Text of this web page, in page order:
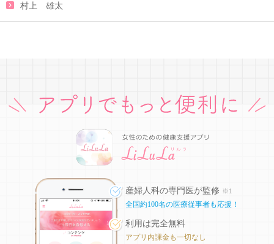
村上 雄太
産婦人科の専門医が監修 ※1
全国約100名の医療従事者も応援！
利用は完全無料
アプリ内課金も一切なし